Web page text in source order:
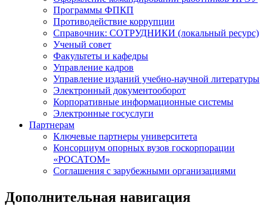
Программы ФПКП
Противодействие коррупции
Справочник: СОТРУДНИКИ (локальный ресурс)
Ученый совет
Факультеты и кафедры
Управление кадров
Управление изданий учебно-научной литературы
Электронный документооборот
Корпоративные информационные системы
Электронные госуслуги
Партнерам
Ключевые партнеры университета
Консорциум опорных вузов госкорпорации
«РОСАТОМ»
Соглашения с зарубежными организациями
Дополнительная навигация